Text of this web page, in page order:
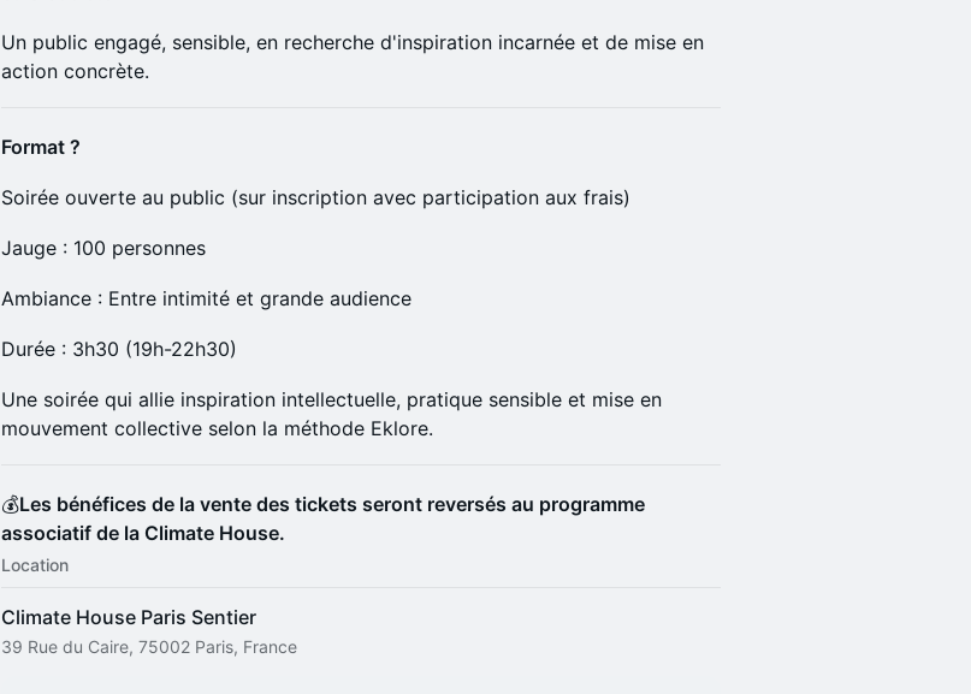
Un public engagé, sensible, en recherche d'inspiration incarnée et de mise en
action concrète.
Format ?
Soirée ouverte au public (sur inscription avec participation aux frais)
Jauge : 100 personnes
Ambiance : Entre intimité et grande audience
Durée : 3h30 (19h-22h30)
Une soirée qui allie inspiration intellectuelle, pratique sensible et mise en
mouvement collective selon la méthode Eklore.
💰Les bénéfices de la vente des tickets seront reversés au programme
associatif de la Climate House.
Location
Climate House Paris Sentier
39 Rue du Caire, 75002 Paris, France